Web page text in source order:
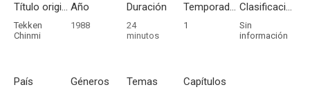
Título original
Tekken
Chinmi
Año
1988
Duración
24
minutos
Temporadas
1
Clasificación por edades
Sin
información
País Géneros Temas Capítulos